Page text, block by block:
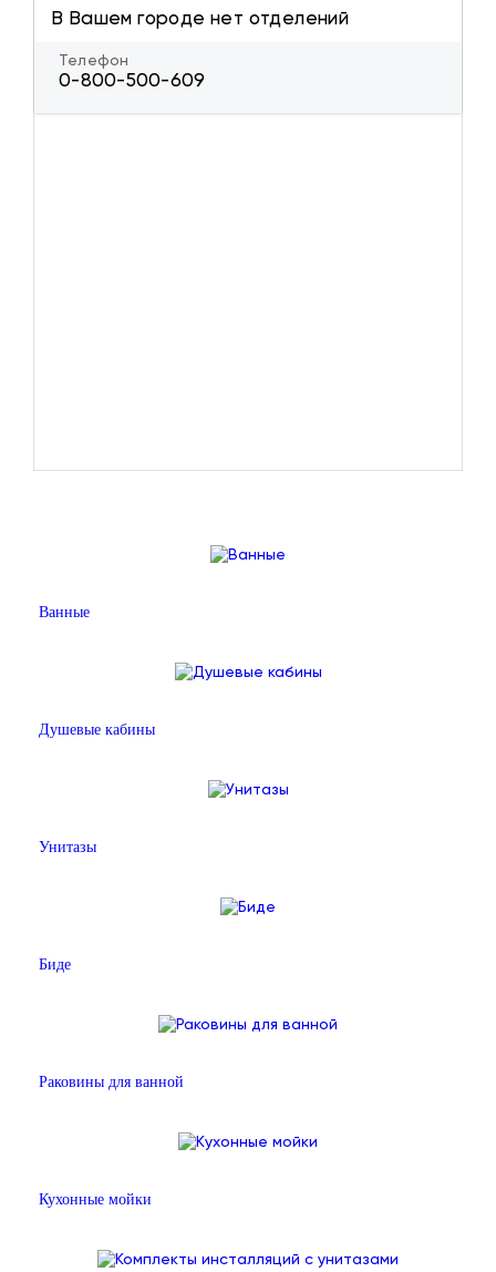
В Вашем городе нет отделений
Телефон
0-800-500-609
Ванные
Душевые кабины
Унитазы
Биде
Раковины для ванной
Кухонные мойки